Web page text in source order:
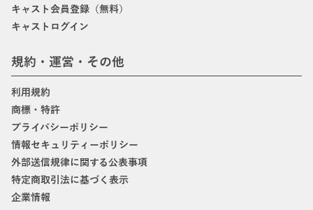
キャスト会員登録（無料）
キャストログイン
規約・運営・その他
利用規約
商標・特許
プライバシーポリシー
情報セキュリティーポリシー
外部送信規律に関する公表事項
特定商取引法に基づく表示
企業情報